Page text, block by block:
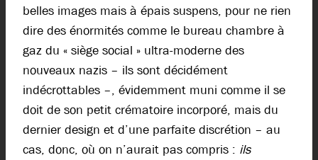
belles images mais à épais suspens, pour ne rien
dire des énormités comme le bureau chambre à
gaz du « siège social » ultra-moderne des
nouveaux nazis – ils sont décidément
indécrottables –, évidemment muni comme il se
doit de son petit crématoire incorporé, mais du
dernier design et d’une parfaite discrétion – au
cas, donc, où on n’aurait pas compris : ils